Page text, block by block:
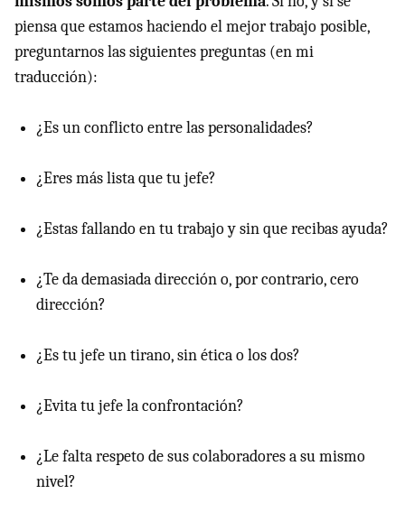
piensa que estamos haciendo el mejor trabajo posible,
preguntarnos las siguientes preguntas (en mi
traducción):
¿Es un conflicto entre las personalidades?
¿Eres más lista que tu jefe?
¿Estas fallando en tu trabajo y sin que recibas ayuda?
¿Te da demasiada dirección o, por contrario, cero
dirección?
¿Es tu jefe un tirano, sin ética o los dos?
¿Evita tu jefe la confrontación?
¿Le falta respeto de sus colaboradores a su mismo
nivel?